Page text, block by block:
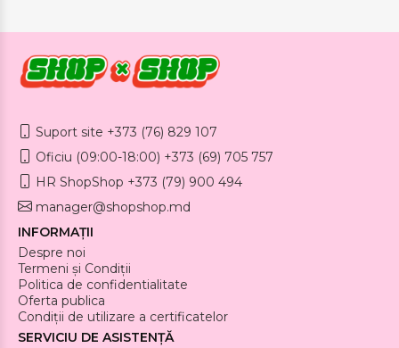
Suport site +373 (76) 829 107
Oficiu (09:00-18:00) +373 (69) 705 757
HR ShopShop +373 (79) 900 494
manager@shopshop.md
INFORMAȚII
Despre noi
Termeni și Condiții
Politica de confidentialitate
Oferta publica
Condiții de utilizare a certificatelor
SERVICIU DE ASISTENȚĂ